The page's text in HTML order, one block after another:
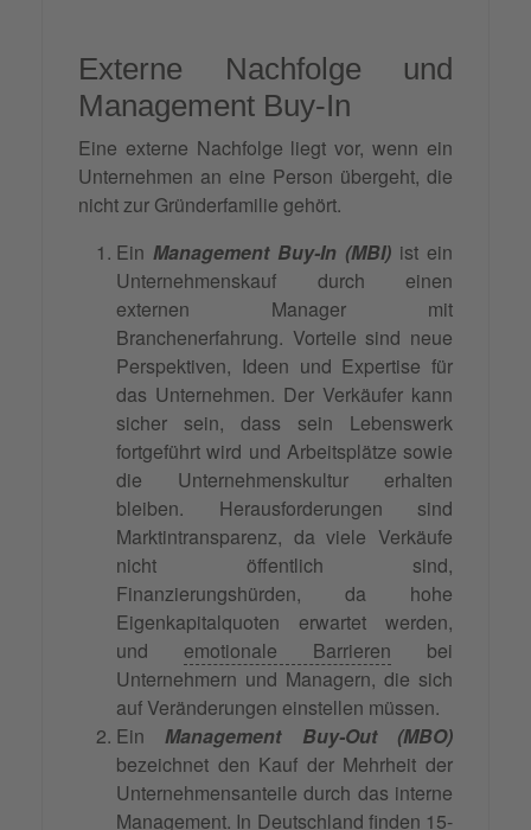
Externe Nachfolge und
Management Buy-In
Eine externe Nachfolge liegt vor, wenn ein
Unternehmen an eine Person übergeht, die
nicht zur Gründerfamilie gehört.
Ein Management Buy-In (MBI) ist ein
Unternehmenskauf durch einen
externen Manager mit
Branchenerfahrung. Vorteile sind neue
Perspektiven, Ideen und Expertise für
das Unternehmen. Der Verkäufer kann
sicher sein, dass sein Lebenswerk
fortgeführt wird und Arbeitsplätze sowie
die Unternehmenskultur erhalten
bleiben. Herausforderungen sind
Marktintransparenz, da viele Verkäufe
nicht öffentlich sind,
Finanzierungshürden, da hohe
Eigenkapitalquoten erwartet werden,
und emotionale Barrieren bei
Unternehmern und Managern, die sich
auf Veränderungen einstellen müssen.
EinManagement Buy-Out (MBO)
bezeichnet den Kauf der Mehrheit der
Unternehmensanteile durch das interne
Management. In Deutschland finden 15-